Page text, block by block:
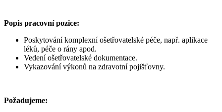
Popis pracovní pozice:
Poskytování komplexní ošetřovatelské péče, např. aplikace
léků, péče o rány apod.
Vedení ošetřovatelské dokumentace.
Vykazování výkonů na zdravotní pojišťovny.
Požadujeme: